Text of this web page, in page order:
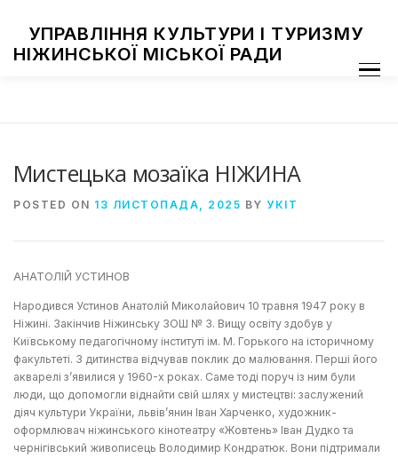
contentУПРАВЛІННЯ КУЛЬТУРИ І ТУРИЗМУ
НІЖИНСЬКОЇ МІСЬКОЇ РАДИ
Menu
Мистецька мозаїка НІЖИНА
POSTED ON 13 ЛИСТОПАДА, 2025 BY УКІТ
АНАТОЛІЙ УСТИНОВ
Народився Устинов Анатолій Миколайович 10 травня 1947 року в
Ніжині. Закінчив Ніжинську ЗОШ № 3. Вищу освіту здобув у
Київському педагогічному інституті ім. М. Горького на історичному
факультеті. З дитинства відчував поклик до малювання. Перші його
акварелі з’явилися у 1960-х роках. Саме тоді поруч із ним були
люди, що допомогли віднайти свій шлях у мистецтві: заслужений
діяч культури України, львів’янин Іван Харченко, художник-
оформлювач ніжинського кінотеатру «Жовтень» Іван Дудко та
чернігівський живописець Володимир Кондратюк. Вони підтримали